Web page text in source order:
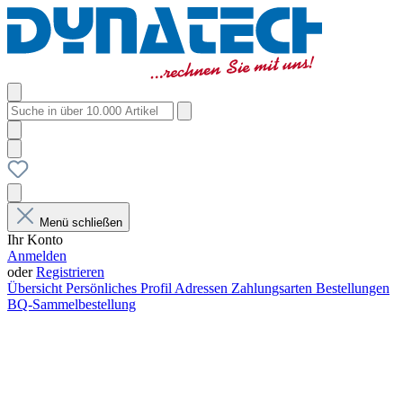
Menü schließen
Ihr Konto
Anmelden
oderRegistrieren
Übersicht Persönliches Profil Adressen Zahlungsarten Bestellungen
BQ-Sammelbestellung